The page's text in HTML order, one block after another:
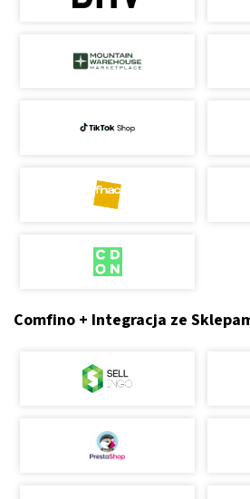
Comfino + Integracja ze